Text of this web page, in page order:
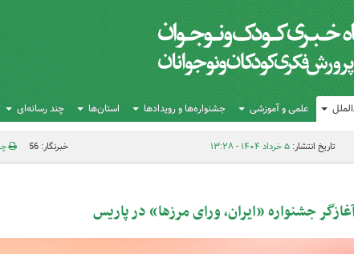
علمی و آموزشی جشنواره‌ها و رویدادها استان‌ها چند رسانه‌ای
تاریخ انتشار:۵ خرداد ۱۴۰۴ - ۱۳:۲۸ خبرنگار: 56
جشنواره «ایران، ورای مرزها» در پاریس